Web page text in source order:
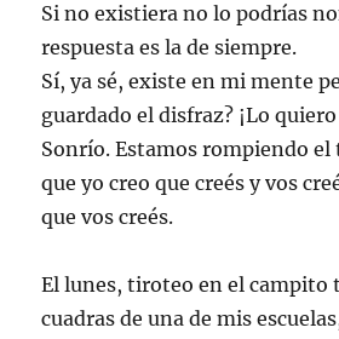
Si no existiera no lo podrías
respuesta es la de siempre.
Sí, ya sé, existe en mi mente
guardado el disfraz? ¡Lo
Sonrío. Estamos rompiendo
que yo creo que creés y vos
que vos creés.
El lunes, tiroteo en el campito
cuadras de una de mis escuelas